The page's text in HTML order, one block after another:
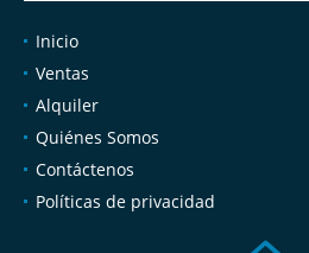
Inicio
Ventas
Alquiler
Quiénes Somos
Contáctenos
Políticas de privacidad